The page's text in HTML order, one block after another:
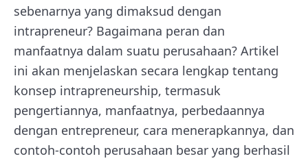
sebenarnya yang dimaksud dengan
intrapreneur? Bagaimana peran dan
manfaatnya dalam suatu perusahaan? Artikel
ini akan menjelaskan secara lengkap tentang
konsep intrapreneurship, termasuk
pengertiannya, manfaatnya, perbedaannya
dengan entrepreneur, cara menerapkannya, dan
contoh-contoh perusahaan besar yang berhasil